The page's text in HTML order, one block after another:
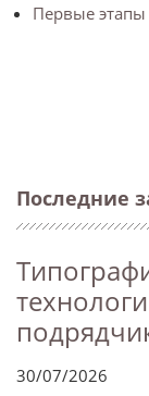
Первые
Последние
30/07/2026